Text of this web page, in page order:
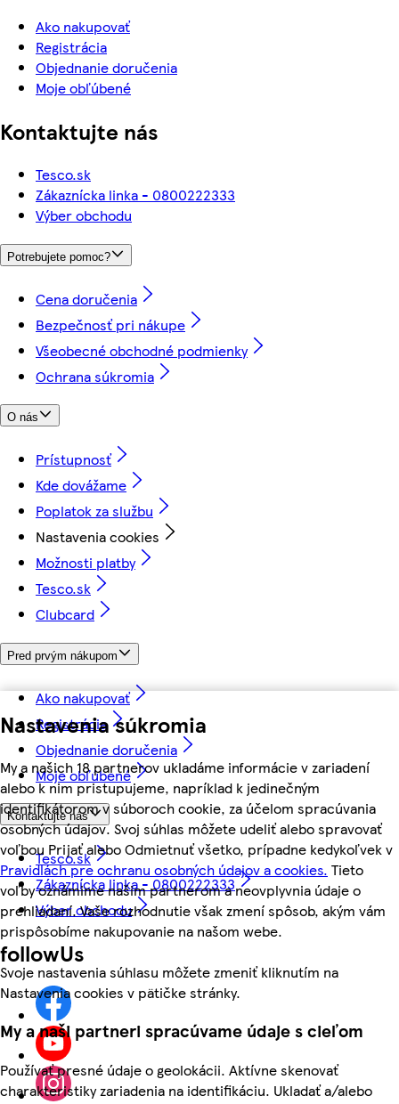
Nastavenia súkromia
My a našich 18 partnerov ukladáme informácie v zariadení
alebo k nim pristupujeme, napríklad k jedinečným
identifikátorom v súboroch cookie, za účelom spracúvania
osobných údajov. Svoj súhlas môžete udeliť alebo spravovať
voľbou Prijať alebo Odmietnuť všetko, prípadne kedykoľvek v
Pravidlách pre ochranu osobných údajov a cookies. Tieto
voľby oznámime našim partnerom a neovplyvnia údaje o
prehliadaní. Vaše rozhodnutie však zmení spôsob, akým vám
prispôsobíme nakupovanie na našom webe.
Svoje nastavenia súhlasu môžete zmeniť kliknutím na
Nastavenia cookies v pätičke stránky.
My a naši partneri spracúvame údaje s cieľom
Používať presné údaje o geolokácii. Aktívne skenovať
charakteristiky zariadenia na identifikáciu. Ukladať a/alebo
Ako nakupovať
Registrácia
Objednanie doručenia
Moje obľúbené
Kontaktujte nás
Tesco.sk
Zákaznícka linka - 0800222333
Výber obchodu
Potrebujete pomoc?
Cena doručenia
Bezpečnosť pri nákupe
Všeobecné obchodné podmienky
Ochrana súkromia
O nás
Prístupnosť
Kde dovážame
Poplatok za službu
Nastavenia cookies
Možnosti platby
Tesco.sk
Clubcard
Pred prvým nákupom
Ako nakupovať
Registrácia
Objednanie doručenia
Moje obľúbené
Kontaktujte nás
Tesco.sk
Zákaznícka linka - 0800222333
Výber obchodu
followUs